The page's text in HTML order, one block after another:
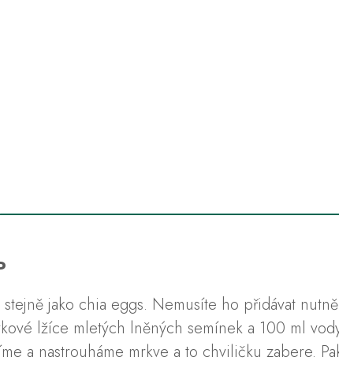
jako chia eggs. Nemusíte ho přidávat
lžíce mletých lněných semínek a 100 ml
a nastrouháme mrkve a to chviličku zabere.